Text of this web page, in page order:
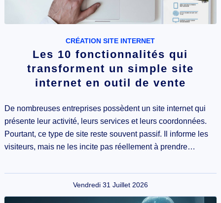
CRÉATION SITE INTERNET
Les 10 fonctionnalités qui
transforment un simple site
internet en outil de vente
De nombreuses entreprises possèdent un site internet qui
présente leur activité, leurs services et leurs coordonnées.
Pourtant, ce type de site reste souvent passif. Il informe les
visiteurs, mais ne les incite pas réellement à prendre…
Vendredi 31 Juillet 2026